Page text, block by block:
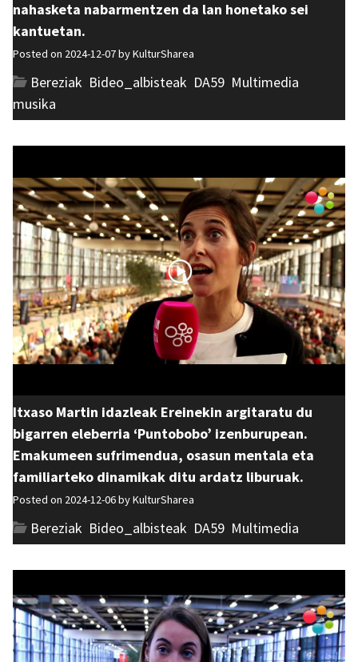
nahasketa nabarmentzen da lan honetako sei
kantuetan.
Posted on 2024-12-07 byKulturSharea
Bereziak Bideo_albisteak DA59 Multimedia
musika
Itxaso Martin idazleak Ereinekin argitaratu du
bigarren eleberria ‘Puntobobo’ izenburupean.
Emakumeen sufrimendua, osasun mentala eta
familiarteko dinamikak ditu ardatz liburuak.
Posted on 2024-12-06 byKulturSharea
Bereziak Bideo_albisteak DA59 Multimedia